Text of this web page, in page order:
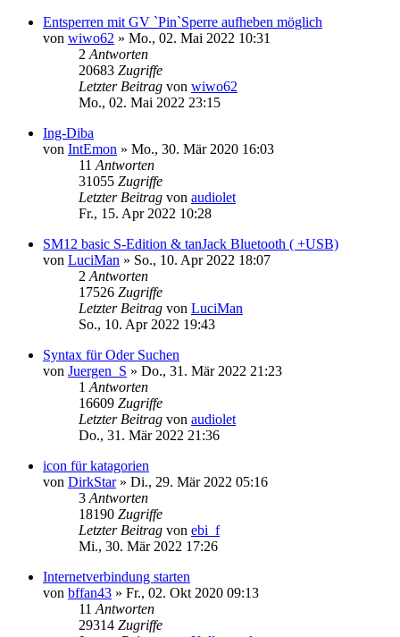
Entsperren mit GV `Pin`Sperre aufheben möglich
von wiwo62 » Mo., 02. Mai 2022 10:31
2 Antworten
20683 Zugriffe
Letzter Beitrag von wiwo62
Mo., 02. Mai 2022 23:15
Ing-Diba
von IntEmon » Mo., 30. Mär 2020 16:03
11 Antworten
31055 Zugriffe
Letzter Beitrag von audiolet
Fr., 15. Apr 2022 10:28
SM12 basic S-Edition & tanJack Bluetooth ( +USB)
von LuciMan » So., 10. Apr 2022 18:07
2 Antworten
17526 Zugriffe
Letzter Beitrag von LuciMan
So., 10. Apr 2022 19:43
Syntax für Oder Suchen
von Juergen_S » Do., 31. Mär 2022 21:23
1 Antworten
16609 Zugriffe
Letzter Beitrag von audiolet
Do., 31. Mär 2022 21:36
icon für katagorien
von DirkStar» Di., 29. Mär 2022 05:16
3 Antworten
18190 Zugriffe
Letzter Beitrag von ebi_f
Mi., 30. Mär 2022 17:26
Internetverbindung starten
von bffan43 » Fr., 02. Okt 2020 09:13
11 Antworten
29314 Zugriffe